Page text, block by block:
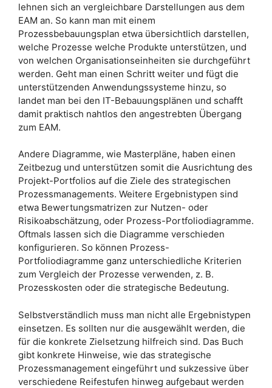
lehnen sich an vergleichbare Darstellungen aus dem
EAM an. So kann man mit einem
Prozessbebauungsplan etwa übersichtlich darstellen,
welche Prozesse welche Produkte unterstützen, und
von welchen Organisationseinheiten sie durchgeführt
werden. Geht man einen Schritt weiter und fügt die
unterstützenden Anwendungssysteme hinzu, so
landet man bei den IT-Bebauungsplänen und schafft
damit praktisch nahtlos den angestrebten Übergang
zum EAM.
Andere Diagramme, wie Masterpläne, haben einen
Zeitbezug und unterstützen somit die Ausrichtung des
Projekt-Portfolios auf die Ziele des strategischen
Prozessmanagements. Weitere Ergebnistypen sind
etwa Bewertungsmatrizen zur Nutzen- oder
Risikoabschätzung, oder Prozess-Portfoliodiagramme.
Oftmals lassen sich die Diagramme verschieden
konfigurieren. So können Prozess-
Portfoliodiagramme ganz unterschiedliche Kriterien
zum Vergleich der Prozesse verwenden, z. B.
Prozesskosten oder die strategische Bedeutung.
Selbstverständlich muss man nicht alle Ergebnistypen
einsetzen. Es sollten nur die ausgewählt werden, die
für die konkrete Zielsetzung hilfreich sind. Das Buch
gibt konkrete Hinweise, wie das strategische
Prozessmanagement eingeführt und sukzessive über
verschiedene Reifestufen hinweg aufgebaut werden